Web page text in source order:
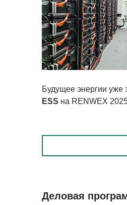
Будущее энергии уже
ESS на RENWEX
Деловая